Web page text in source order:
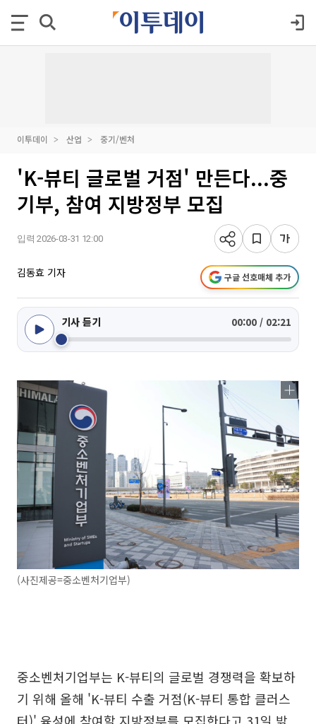
이투데이 산업 중기/벤처
'K-뷰티 글로벌 거점' 만든다...중
기부, 참여 지방정부 모집
입력 2026-03-31 12:00
김동효 기자 구글 선호매체 추가
기사 듣기 00:00 / 02:21
(사진제공=중소벤처기업부)
중소벤처기업부는 K-뷰티의 글로벌 경쟁력을 확보하
기 위해 올해 'K-뷰티 수출 거점(K-뷰티 통합 클러스
터)' 육성에 참여할 지방정부를 모집한다고 31일 밝